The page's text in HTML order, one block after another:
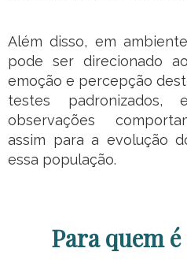
Além disso, em
pode ser direcionado
emoção e percepção
testes
observações
assim para a evolução
essa população.
Para quem